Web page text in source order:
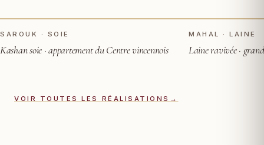
AVANT
SAROUK · SOIE
Kashan soie · appartement du Centre vincennois
AVANT
MAHAL · LAINE
Laine ravivée ·
VOIR TOUTES LES RÉALISATIONS →